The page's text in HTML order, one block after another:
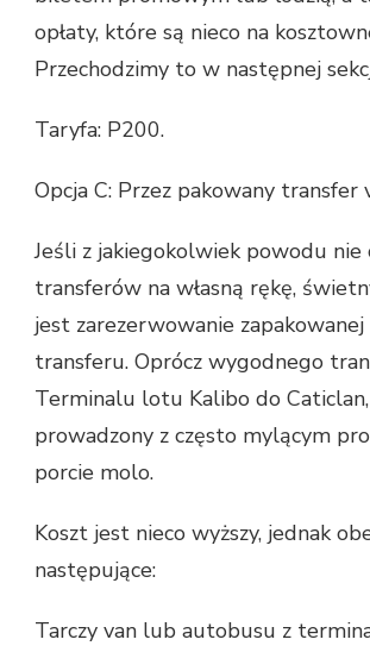
opłaty, które są nieco na
Przechodzimy to w następnej
Taryfa: P200.
Opcja C: Przez pakowany transfer
Jeśli z jakiegokolwiek powodu nie
transferów na własną rękę,
jest zarezerwowanie zapakowanej
transferu. Oprócz wygodnego
Terminalu lotu Kalibo do
prowadzony z często mylącym
porcie molo.
Koszt jest nieco wyższy, jednak
następujące:
Tarczy van lub autobusu z